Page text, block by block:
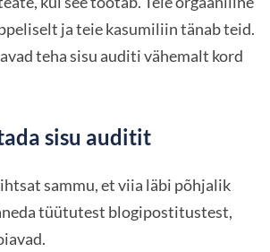
ja teie kasumiliin tänab teid.
teha sisu auditi vähemalt kord
sisu auditit
sammu, et viia läbi põhjalik
tüütutest blogipostitustest,